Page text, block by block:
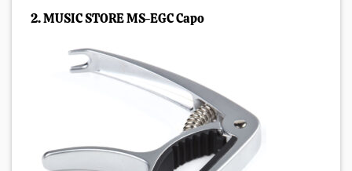
2. MUSIC STORE MS-EGC Capo